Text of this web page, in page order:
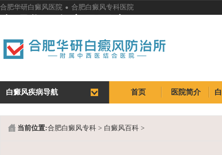
合肥华研白癜风医院 . 合肥白癜风专科医院
首页
首页
医院简介
医院简介
白癜风疾病导航
当前位置:合肥白癜风专科 > 白癜风百科 >